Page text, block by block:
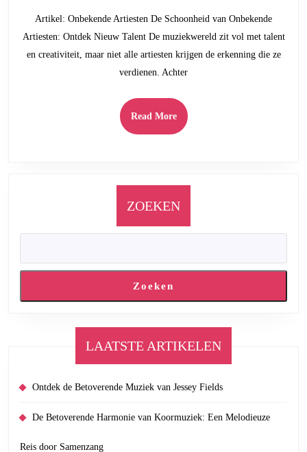
Artiesten:
Talenten
Artikel: Onbekende Artiesten De Schoonheid van Onbekende
Artiesten: Ontdek Nieuw Talent De muziekwereld zit vol met talent
en creativiteit, maar niet alle artiesten krijgen de erkenning die ze
verdienen. Achter
Read MoreRead
More
ZOEKEN
Zoeken
LAATSTE ARTIKELEN
Ontdek de Betoverende Muziek van Jessey Fields
De Betoverende Harmonie van Koormuziek: Een Melodieuze
Reis door Samenzang